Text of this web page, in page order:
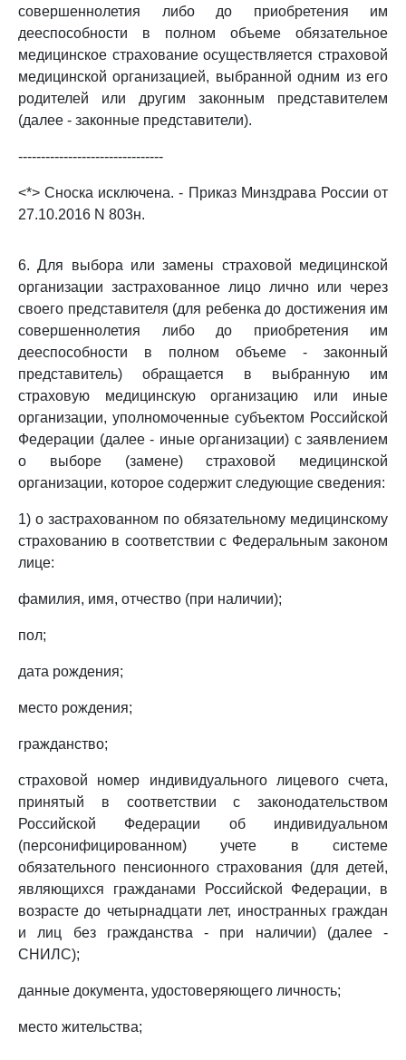
совершеннолетия либо до приобретения им
дееспособности в полном объеме обязательное
медицинское страхование осуществляется страховой
медицинской организацией, выбранной одним из его
родителей или другим законным представителем
(далее - законные представители).
--------------------------------
<*> Сноска исключена. - Приказ Минздрава России от
27.10.2016 N 803н.
6. Для выбора или замены страховой медицинской
организации застрахованное лицо лично или через
своего представителя (для ребенка до достижения им
совершеннолетия либо до приобретения им
дееспособности в полном объеме - законный
представитель) обращается в выбранную им
страховую медицинскую организацию или иные
организации, уполномоченные субъектом Российской
Федерации (далее - иные организации) с заявлением
о выборе (замене) страховой медицинской
организации, которое содержит следующие сведения:
1) о застрахованном по обязательному медицинскому
страхованию в соответствии с Федеральным законом
лице:
фамилия, имя, отчество (при наличии);
пол;
дата рождения;
место рождения;
гражданство;
страховой номер индивидуального лицевого счета,
принятый в соответствии с законодательством
Российской Федерации об индивидуальном
(персонифицированном) учете в системе
обязательного пенсионного страхования (для детей,
являющихся гражданами Российской Федерации, в
возрасте до четырнадцати лет, иностранных граждан
и лиц без гражданства - при наличии) (далее -
СНИЛС);
данные документа, удостоверяющего личность;
место жительства;